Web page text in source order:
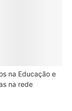
na Educação e
na rede